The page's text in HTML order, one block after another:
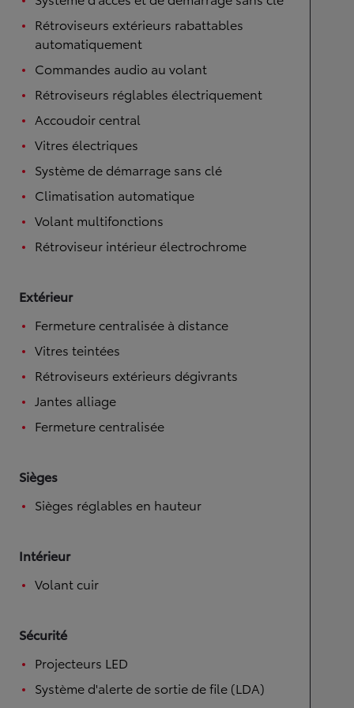
Rétroviseurs extérieurs rabattables
automatiquement
Commandes audio au volant
Rétroviseurs réglables électriquement
Accoudoir central
Vitres électriques
Système de démarrage sans clé
Climatisation automatique
Volant multifonctions
Rétroviseur intérieur électrochrome
Extérieur
Fermeture centralisée à distance
Vitres teintées
Rétroviseurs extérieurs dégivrants
Jantes alliage
Fermeture centralisée
Sièges
Sièges réglables en hauteur
Intérieur
Volant cuir
Sécurité
Projecteurs LED
Système d'alerte de sortie de file (LDA)